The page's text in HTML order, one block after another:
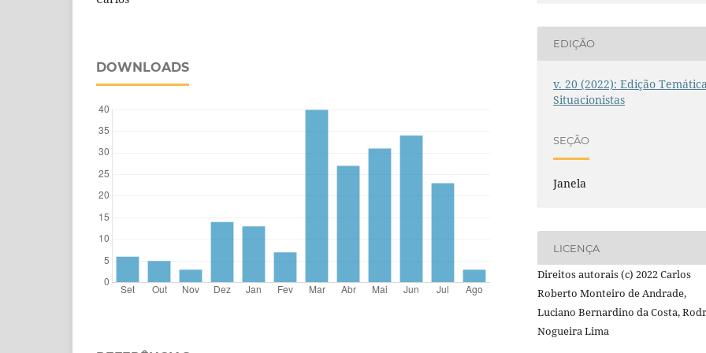
DOWNLOADS
EDIÇÃO
v. 20 (2022): Edição
Situacionistas
SEÇÃO
Janela
LICENÇA
Direitos autorais (c) 2022 Carlos
Roberto Monteiro de Andrade,
Luciano Bernardino da Costa,
Nogueira Lima